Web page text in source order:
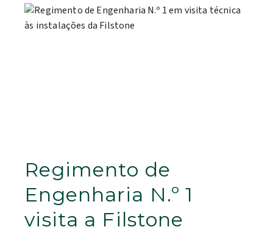
Regimento de
Engenharia N.º 1
visita a Filstone